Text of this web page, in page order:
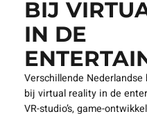
ACTIEF
BIJ